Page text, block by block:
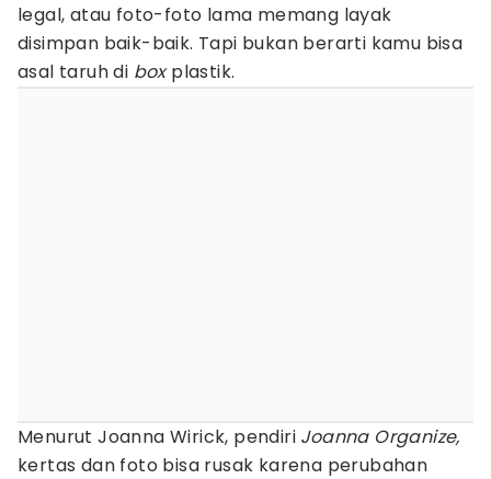
legal, atau foto-foto lama memang layak
disimpan baik-baik. Tapi bukan berarti kamu bisa
asal taruh di boxplastik.
Menurut Joanna Wirick, pendiri Joanna Organize,
kertas dan foto bisa rusak karena perubahan